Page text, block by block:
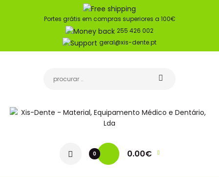
Portes grátis em compras superiores a 100€
255 426 002
geral@xis-dente.pt
0 0.00€